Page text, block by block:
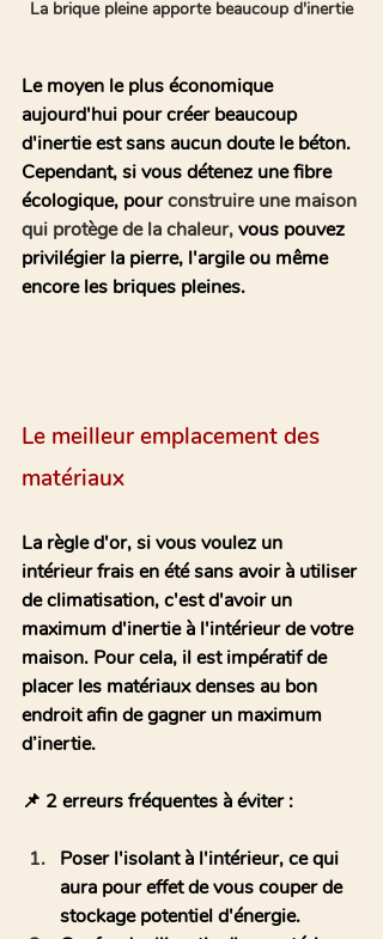
La brique pleine apporte beaucoup d'inertie
Le moyen le plus économique
aujourd'hui pour créer beaucoup
d'inertie est sans aucun doute le béton.
Cependant, si vous détenez une fibre
écologique, pour construire une maison
qui protège de la chaleur, vous pouvez
privilégier la pierre, l'argile ou même
encore les briques pleines.
Le meilleur emplacement des
matériaux
La règle d'or, si vous voulez un
intérieur frais en été sans avoir à utiliser
de climatisation, c'est d'avoir un
maximum d'inertie à l'intérieur de votre
maison. Pour cela, il est impératif de
placer les matériaux denses au bon
endroit afin de gagner un maximum
d’inertie.
📌 2 erreurs fréquentes à éviter :
Poser l'isolant à l'intérieur, ce qui
aura pour effet de vous couper de
stockage potentiel d'énergie.